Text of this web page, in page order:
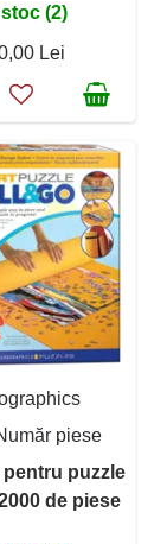
stoc (2)
Lei
piese
puzzle
de piese